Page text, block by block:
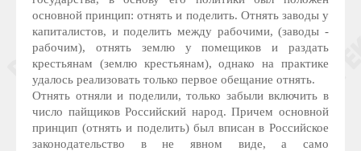
основной принцип: отнять и поделить. Отнять заводы у
капиталистов, и поделить между рабочими, (заводы -
рабочим), отнять землю у помещиков и раздать
крестьянам (землю крестьянам), однако на практике
удалось реализовать только первое обещание отнять.
Отнять отняли и поделили, только забыли включить в
число пайщиков Российский народ. Причем основной
принцип (отнять и поделить) был вписан в Российское
законодательство в не явном виде, а само